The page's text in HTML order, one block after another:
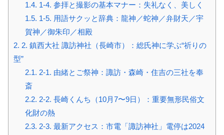
1.4. 1-4. 参拝と撮影の基本マナー：失礼なく、美しく
1.5. 1-5. 用語サクッと辞典：龍神／蛇神／弁財天／宇
賀神／御朱印／相殿
2. 2. 鎮西大社 諏訪神社（長崎市）：総氏神に学ぶ“祈りの
型”
2.1. 2-1. 由緒とご祭神：諏訪・森崎・住吉の三社を奉
斎
2.2. 2-2. 長崎くんち（10月7〜9日）：重要無形民俗文
化財の熱
2.3. 2-3. 最新アクセス：市電「諏訪神社」電停は2024